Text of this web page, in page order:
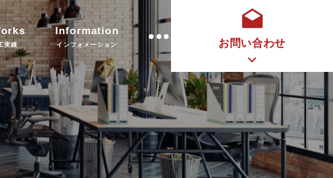
お問い合わせ
実績
Information
インフォメーション